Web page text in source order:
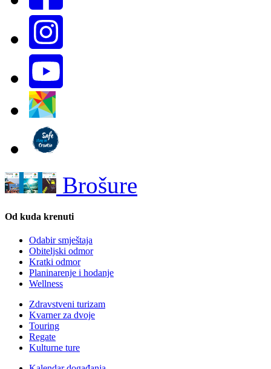
Brošure
Od kuda krenuti
Odabir smještaja
Obiteljski odmor
Kratki odmor
Planinarenje i hodanje
Wellness
Zdravstveni turizam
Kvarner za dvoje
Touring
Regate
Kulturne ture